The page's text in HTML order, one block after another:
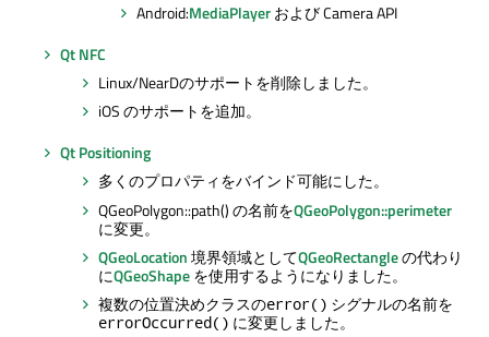
Android:MediaPlayerおよび Camera API
Qt NFC
Linux/NearDのサポートを削除しました。
iOS のサポートを追加。
Qt Positioning
多くのプロパティをバインド可能にした。
QGeoPolygon::path() の名前をQGeoPolygon::perimeter
に変更。
QGeoLocation境界領域としてQGeoRectangleの代わり
にQGeoShapeを使用するようになりました。
複数の位置決めクラスのerror() シグナルの名前を
errorOccurred() に変更しました。